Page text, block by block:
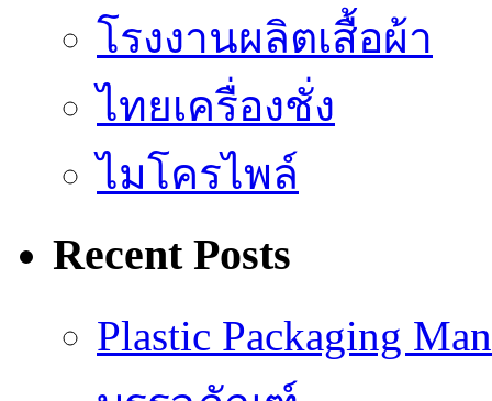
โรงงานผลิตเสื้อผ้า
ไทยเครื่องชั่ง
ไมโครไพล์
Recent Posts
Plastic Packaging